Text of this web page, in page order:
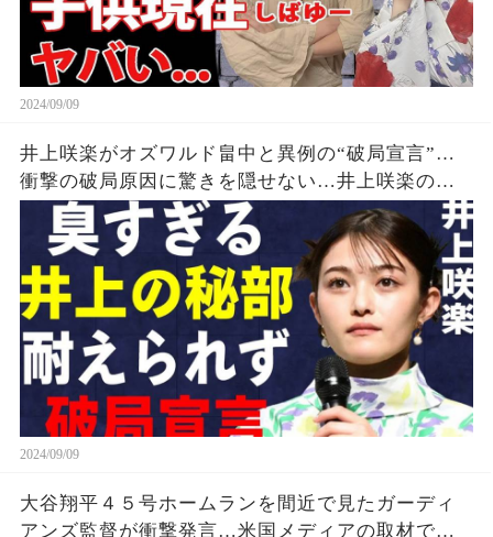
2024/09/09
井上咲楽がオズワルド畠中と異例の“破局宣言”…
衝撃の破局原因に驚きを隠せない…井上咲楽の介
護生活の真相
2024/09/09
大谷翔平４５号ホームランを間近で見たガーディ
アンズ監督が衝撃発言…米国メディアの取材で明